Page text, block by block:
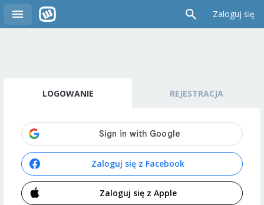
Zaloguj się
LOGOWANIE REJESTRACJA
Zaloguj się z Facebook
Zaloguj się z Apple